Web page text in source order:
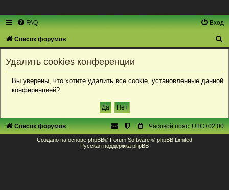
FAQ Вход
Список форумов
Удалить cookies конференции
Вы уверены, что хотите удалить все cookie, установленные данной
конференцией?
Список форумов Часовой пояс:UTC+02:00
Создано на основе phpBB® Forum Software © phpBB Limited
Русская поддержка phpBB